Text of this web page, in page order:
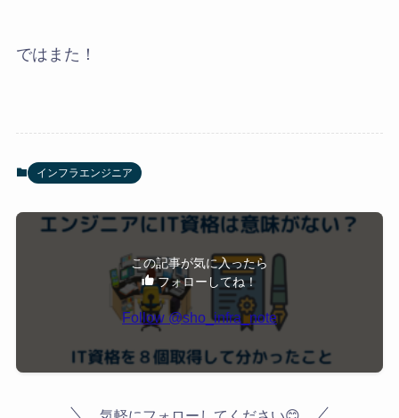
ではまた！
インフラエンジニア
この記事が気に入ったら
フォローしてね！
Follow @sho_infra_note